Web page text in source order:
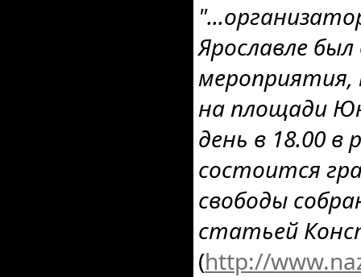
Ярославле
мероприятия,
на площади
день в 18.00
состоится
свободы
статьей
(http://